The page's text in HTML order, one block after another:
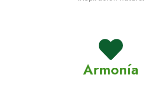
Armonía